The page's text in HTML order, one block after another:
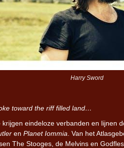
Harry Sword
toward the riff filled land…
krijgen eindeloze verbanden en lijnen
en Planet Iommia . Van het
The Stooges, de Melvins en